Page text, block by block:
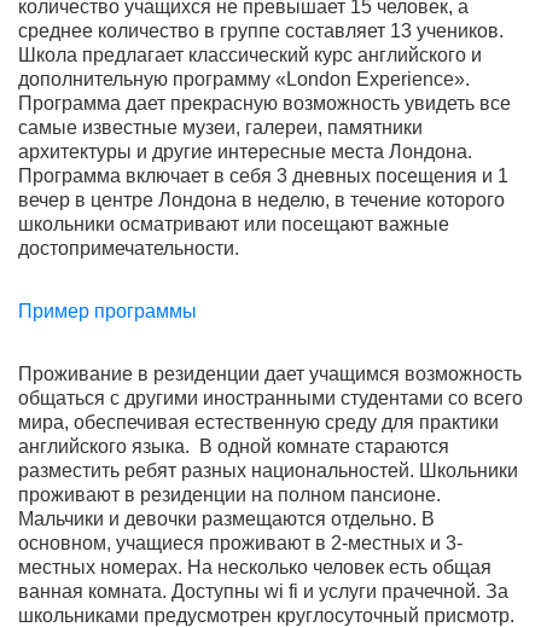
количество учащихся не превышает 15 человек, а
среднее количество в группе составляет 13 учеников.
Школа предлагает классический курс английского и
дополнительную программу «London Experience».
Программа дает прекрасную возможность увидеть все
самые известные музеи, галереи, памятники
архитектуры и другие интересные места Лондона.
Программа включает в себя 3 дневных посещения и 1
вечер в центре Лондона в неделю, в течение которого
школьники осматривают или посещают важные
достопримечательности.
Пример программы
Проживание в резиденции дает учащимся возможность
общаться с другими иностранными студентами со всего
мира, обеспечивая естественную среду для практики
английского языка. В одной комнате стараются
разместить ребят разных национальностей. Школьники
проживают в резиденции на полном пансионе.
Мальчики и девочки размещаются отдельно. В
основном, учащиеся проживают в 2-местных и 3-
местных номерах. На несколько человек есть общая
ванная комната. Доступны wi fi и услуги прачечной. За
школьниками предусмотрен круглосуточный присмотр.